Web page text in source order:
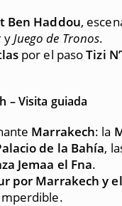
Ben Haddou,
yJuego de Tronos.
por el pasoTizi
– Visita guiada
Marrakech: la
de la Bahía,
Jemaa el Fna.
por Marrakech y